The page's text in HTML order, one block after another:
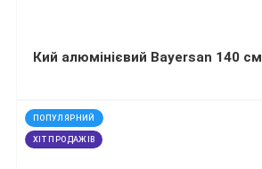
Кий алюмінієвий Bayersan 140 см
ПОПУЛЯРНИЙ
ХІТ ПРОДАЖІВ
код: 120383